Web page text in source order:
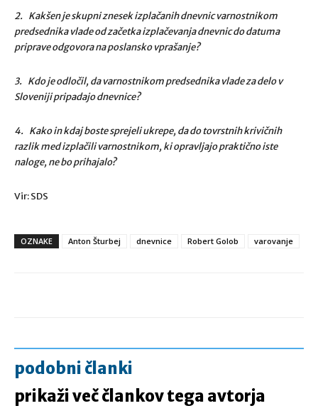
2. Kakšen je skupni znesek izplačanih dnevnic varnostnikom
predsednika vlade od začetka izplačevanja dnevnic do datuma
priprave odgovora na poslansko vprašanje?
3. Kdo je odločil, da varnostnikom predsednika vlade za delo v
Sloveniji pripadajo dnevnice?
4. Kako in kdaj boste sprejeli ukrepe, da do tovrstnih krivičnih
razlik med izplačili varnostnikom, ki opravljajo praktično iste
naloge, ne bo prihajalo?
Vir: SDS
OZNAKE Anton Šturbej dnevnice Robert Golob varovanje
podobni članki
prikaži več člankov tega avtorja